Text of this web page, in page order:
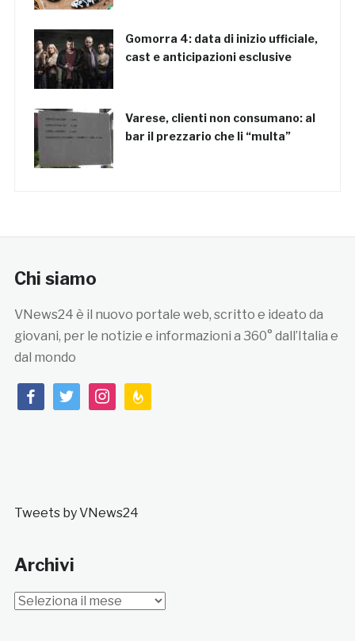
Gomorra 4: data di inizio ufficiale,
cast e anticipazioni esclusive
Varese, clienti non consumano: al
bar il prezzario che li “multa”
Chi siamo
VNews24 è il nuovo portale web, scritto e ideato da
giovani, per le notizie e informazioni a 360° dall’Italia e
dal mondo
facebooktwitterinstagramfeedburner
Tweets by VNews24
Archivi
Archivi